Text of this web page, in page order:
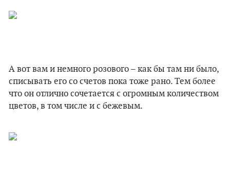
А вот вам и немного розового – как бы там ни было,
списывать его со счетов пока тоже рано. Тем более
что он отлично сочетается с огромным количеством
цветов, в том числе и с бежевым.